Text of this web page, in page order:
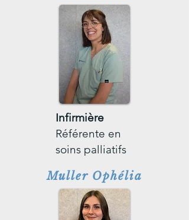
Infirmière
Référente en
soins palliatifs
Muller Ophélia